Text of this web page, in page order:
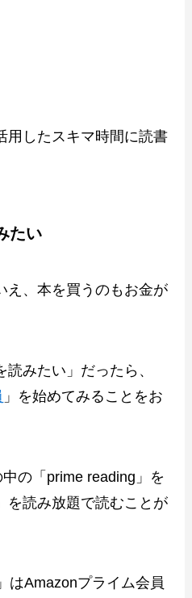
用したスキマ時間に読書
たい
え、本を買うのもお金が
読みたい」だったら、
」を始めてみることをお
の「prime reading」を
を読み放題で読むことが
はAmazonプライム会員